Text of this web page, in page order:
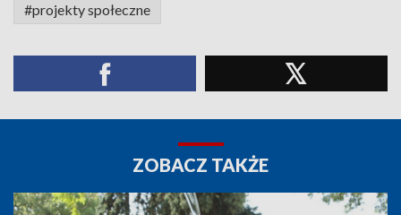
#projekty społeczne
ZOBACZ TAKŻE